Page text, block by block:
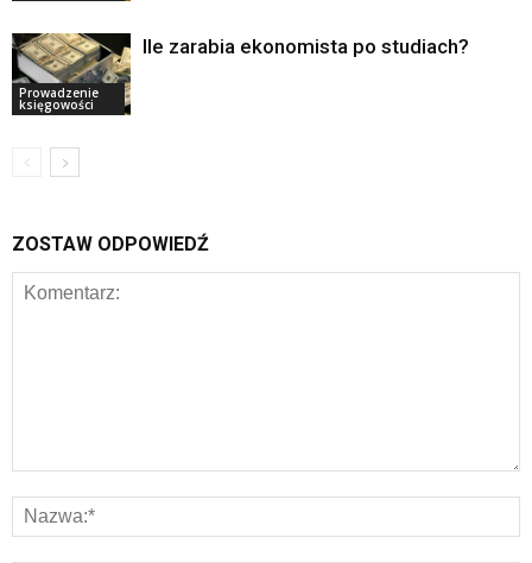
Prowadzenie
księgowości
Ile zarabia ekonomista po studiach?
ZOSTAW ODPOWIEDŹ